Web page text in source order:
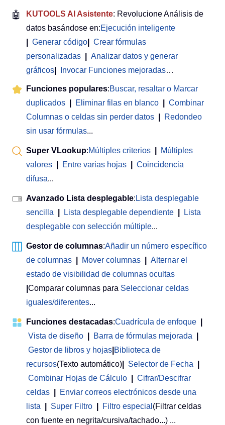
🤖 KUTOOLS AI Asistente: Revolucione Análisis de
datos basándose en:Ejecución inteligente
Generar código
Crear fórmulas
personalizadas
Analizar datos y generar
gráficos
Invocar Funciones mejoradas…
Funciones populares:Buscar, resaltar o Marcar
duplicados
Eliminar filas en blanco
Combinar
Columnas o celdas sin perder datos
Redondeo
sin usar fórmulas...
Super VLookup:Múltiples criterios
Múltiples
valores
Entre varias hojas
Coincidencia
difusa...
Avanzado Lista desplegable: Lista desplegable
sencilla
Lista desplegable dependiente
Lista
desplegable con selección múltiple...
Gestor de columnas:Añadir un número específico
de columnas
Mover columnas
Alternar el
estado de visibilidad de columnas ocultas
Comparar columnas para Seleccionar celdas
iguales/diferentes...
Funciones destacadas:Cuadrícula de enfoque
Vista de diseño
Barra de fórmulas mejorada
Gestor de libros y hojas Biblioteca de
recursos(Texto automático) Selector de Fecha
Combinar Hojas de Cálculo
Cifrar/Descifrar
celdas
Enviar correos electrónicos desde una
lista
Super Filtro Filtro especial (Filtrar celdas
con fuente en negrita/cursiva/tachado...) ...